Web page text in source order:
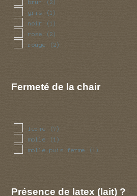
brun (2)
gris (1)
noir (1)
rose (2)
rouge (2)
Fermeté de la chair
ferme (7)
molle (1)
molle puis ferme (1)
Présence de latex (lait) ?